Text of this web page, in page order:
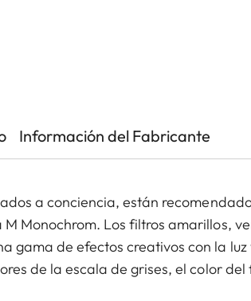
Información del Fabricante
a conciencia, están
Monochrom. Los filtros amarillos,
gama de efectos creativos con la
de la escala de grises, el color